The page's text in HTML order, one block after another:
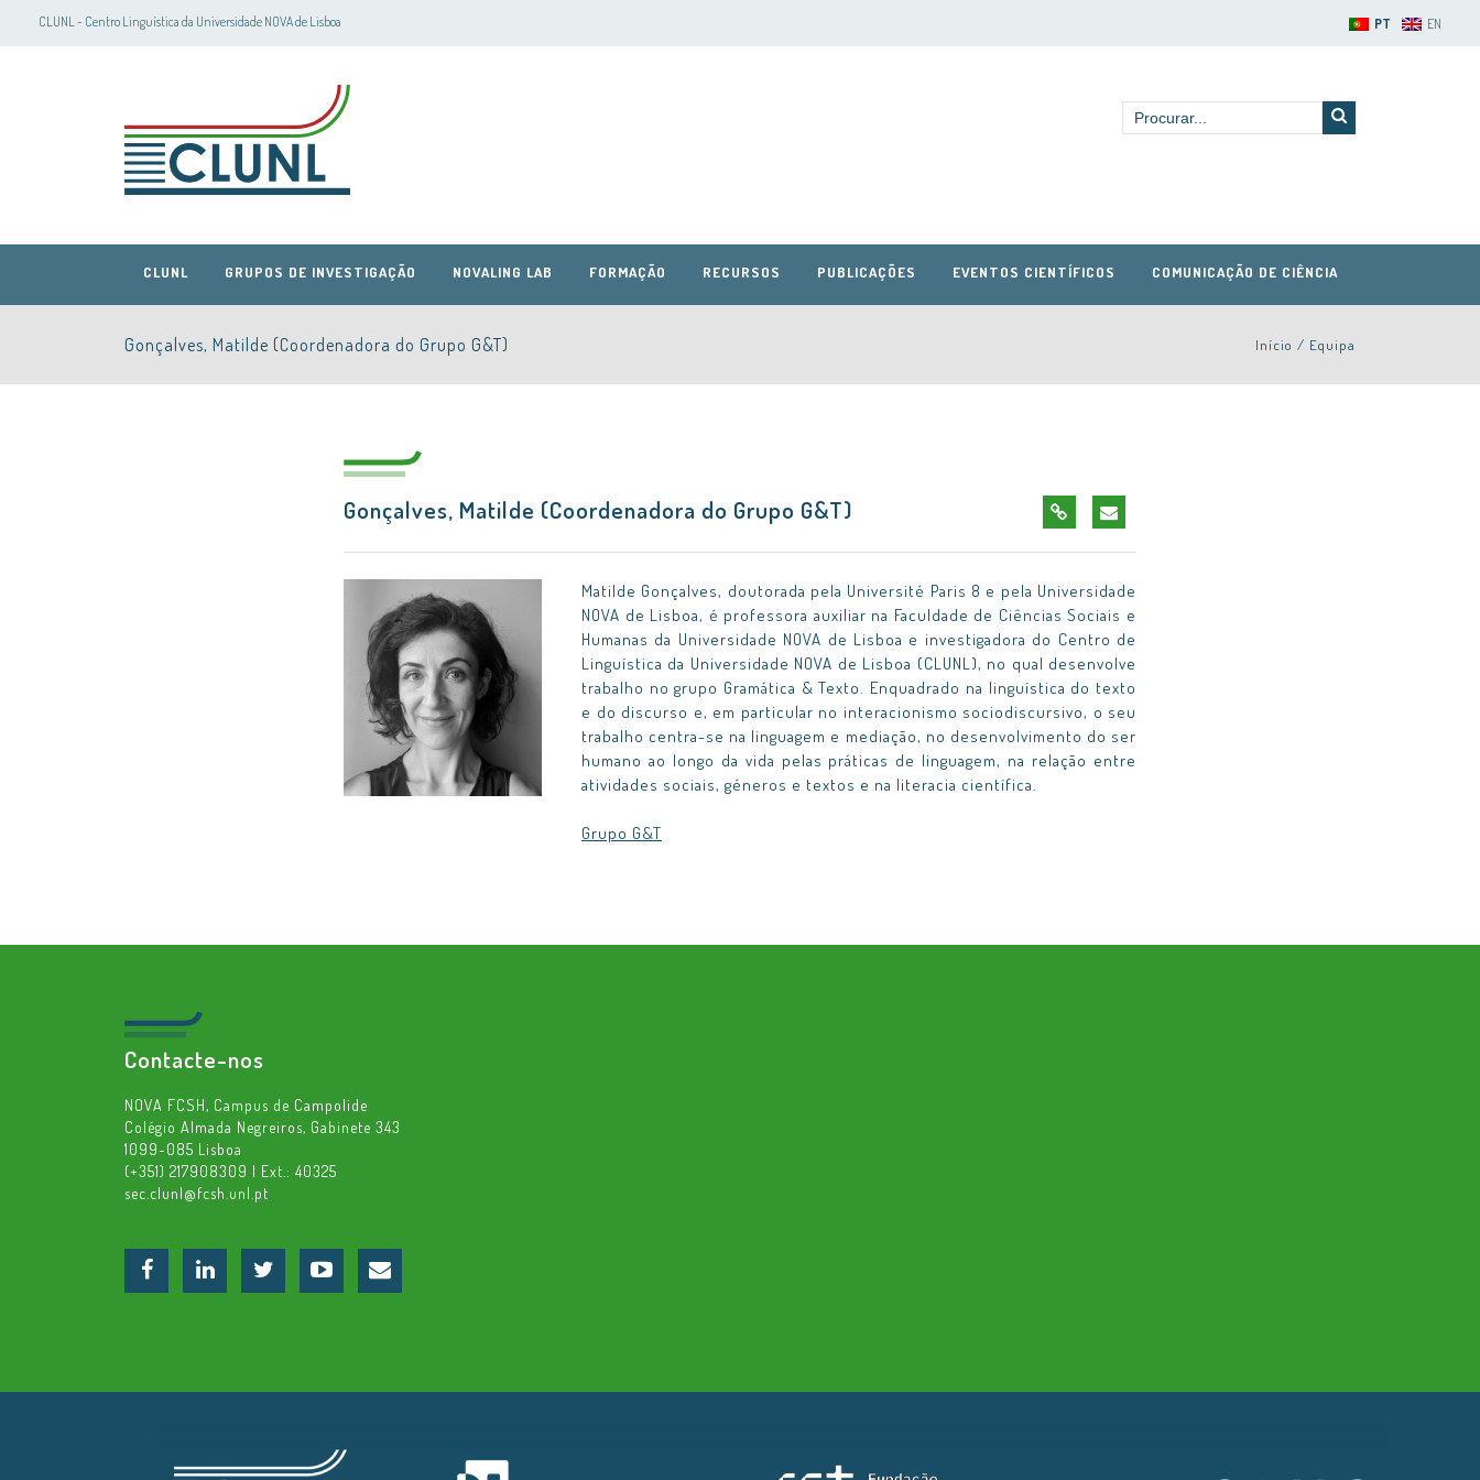
CLUNL - Centro Linguística da Universidade NOVA de Lisboa PT EN
CLUNL
CLUNL GRUPOS DE INVESTIGAÇÃO NOVALING LAB FORMAÇÃO RECURSOS PUBLICAÇÕES EVENTOS CIENTÍFICOS COMUNICAÇÃO DE CIÊNCIA
Gonçalves, Matilde (Coordenadora do Grupo G&T) Início / Equipa
Gonçalves, Matilde (Coordenadora do Grupo G&T)
Matilde Gonçalves, doutorada pela Université Paris 8 e pela Universidade
NOVA de Lisboa, é professora auxiliar na Faculdade de Ciências Sociais e
Humanas da Universidade NOVA de Lisboa e investigadora do Centro de
Linguística da Universidade NOVA de Lisboa (CLUNL), no qual desenvolve
trabalho no grupo Gramática & Texto. Enquadrado na linguística do texto
e do discurso e, em particular no interacionismo sociodiscursivo, o seu
trabalho centra-se na linguagem e mediação, no desenvolvimento do ser
humano ao longo da vida pelas práticas de linguagem, na relação entre
atividades sociais, géneros e textos e na literacia científica.
Grupo G&T
Contacte-nos
NOVA FCSH, Campus de Campolide
Colégio Almada Negreiros, Gabinete 343
1099-085 Lisboa
(+351) 217908309 | Ext.: 40325
sec.clunl@fcsh.unl.pt